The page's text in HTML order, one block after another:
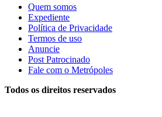
Quem somos
Expediente
Política de Privacidade
Termos de uso
Anuncie
Post Patrocinado
Fale com o Metrópoles
Todos os direitos reservados